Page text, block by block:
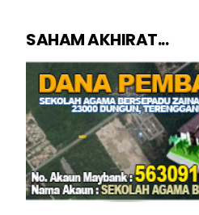
SAHAM AKHIRAT...